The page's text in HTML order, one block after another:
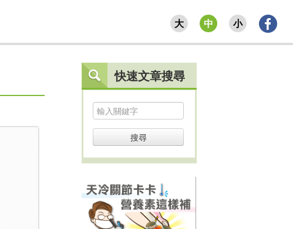
大 中 小
快速文章搜尋
搜尋